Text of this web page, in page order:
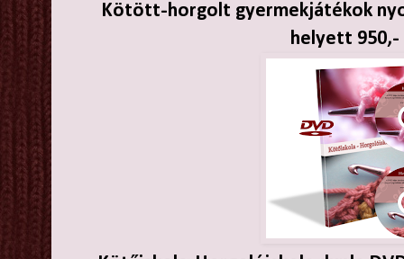
Kötött-horgolt gyermekjátékok
helyett 950,-